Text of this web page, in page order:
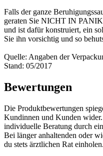
Falls der ganze
geraten Sie NICHT IN
und ist dafür konstruiert, ein
Sie ihn vorsichtig und so
Quelle: Angaben der
Stand: 05/2017
Bewertungen
Die Produktbewertungen
Kundinnen und Kunden
individuelle Beratung durch
Bei länger anhaltenden oder
du stets ärztlichen Rat einholen.